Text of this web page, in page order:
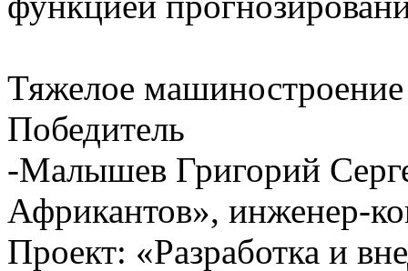
Тяжелое машиностроение
Победитель
-Малышев Григорий
Африкантов», инженер-
Проект: «Разработка и